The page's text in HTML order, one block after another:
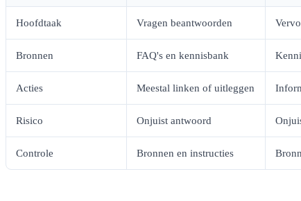
Hoofdtaak Vragen beantwoorden
Bronnen FAQ's en kennisbank
Acties Meestal linken of uitleggen
Risico Onjuist antwoord
Controle Bronnen en instructies